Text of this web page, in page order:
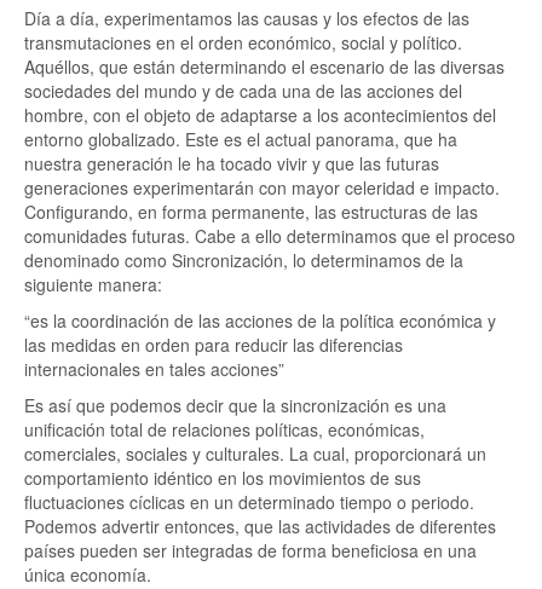
Día a día, experimentamos las causas y los efectos de las
transmutaciones en el orden económico, social y político.
Aquéllos, que están determinando el escenario de las diversas
sociedades del mundo y de cada una de las acciones del
hombre, con el objeto de adaptarse a los acontecimientos del
entorno globalizado. Este es el actual panorama, que ha
nuestra generación le ha tocado vivir y que las futuras
generaciones experimentarán con mayor celeridad e impacto.
Configurando, en forma permanente, las estructuras de las
comunidades futuras. Cabe a ello determinamos que el proceso
denominado como Sincronización, lo determinamos de la
siguiente manera:
“es la coordinación de las acciones de la política económica y
las medidas en orden para reducir las diferencias
internacionales en tales acciones”
Es así que podemos decir que la sincronización es una
unificación total de relaciones políticas, económicas,
comerciales, sociales y culturales. La cual, proporcionará un
comportamiento idéntico en los movimientos de sus
fluctuaciones cíclicas en un determinado tiempo o periodo.
Podemos advertir entonces, que las actividades de diferentes
países pueden ser integradas de forma beneficiosa en una
única economía.